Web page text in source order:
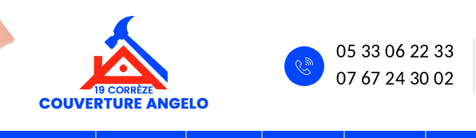
05 33 06 22 33
07 67 24 30 02